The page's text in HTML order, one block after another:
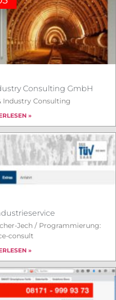
Consulting GmbH
Industry Consulting
»
Jech / Programmierung:
consult
»